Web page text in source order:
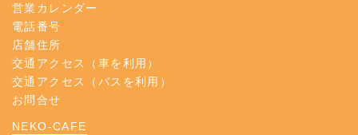
営業カレンダー
電話番号
店舗住所
交通アクセス（車を利用）
交通アクセス（バスを利用）
お問合せ
NEKO-CAFE